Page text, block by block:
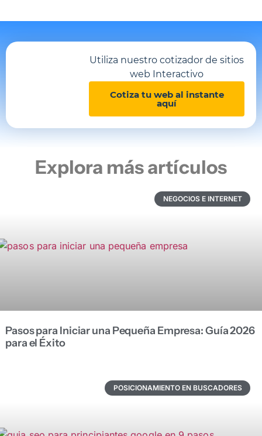
Utiliza nuestro cotizador de sitios
web Interactivo
Cotiza tu web al instante
aquí
Explora más artículos
NEGOCIOS E INTERNET
Pasos para Iniciar una Pequeña Empresa: Guía 2026
para el Éxito
POSICIONAMIENTO EN BUSCADORES